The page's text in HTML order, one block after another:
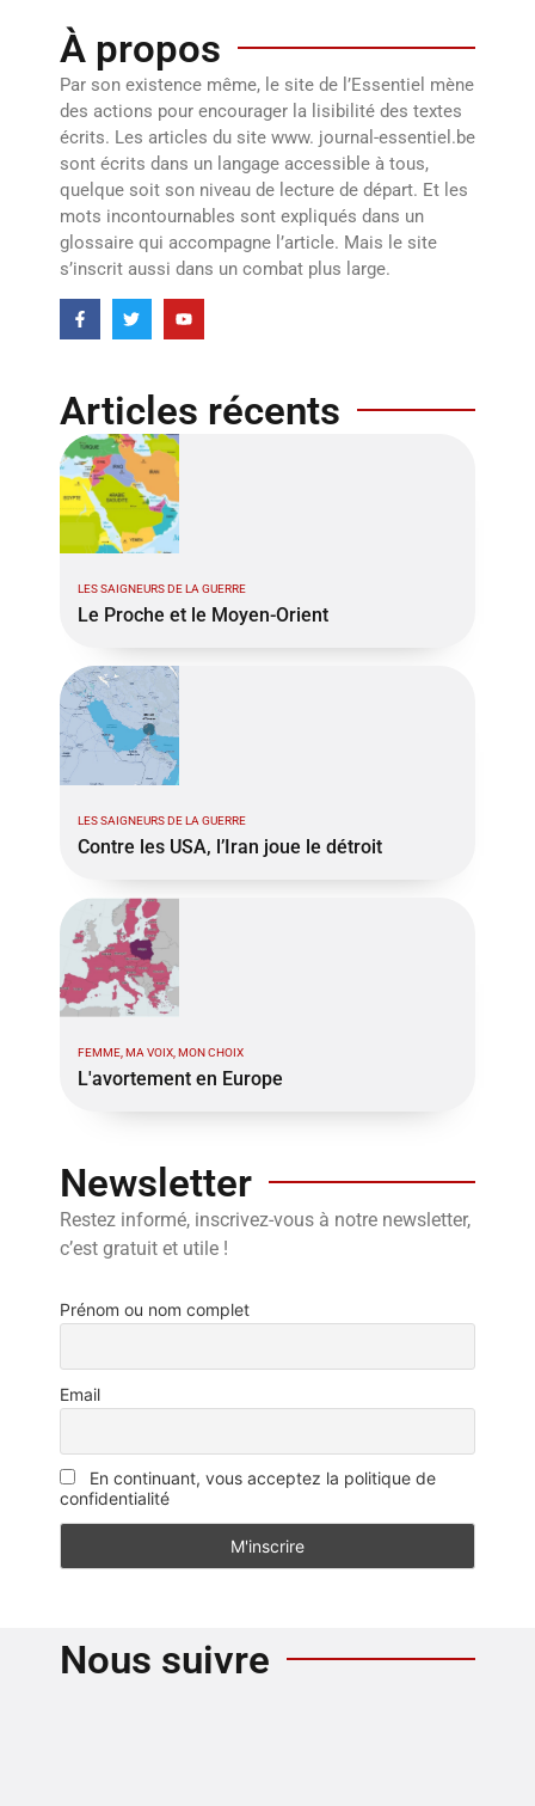
À propos
Par son existence même, le site de l’Essentiel mène
des actions pour encourager la lisibilité des textes
écrits. Les articles du site www. journal-essentiel.be
sont écrits dans un langage accessible à tous,
quelque soit son niveau de lecture de départ. Et les
mots incontournables sont expliqués dans un
glossaire qui accompagne l’article. Mais le site
s’inscrit aussi dans un combat plus large.
Articles récents
LES SAIGNEURS DE LA GUERRE
Le Proche et le Moyen-Orient
LES SAIGNEURS DE LA GUERRE
Contre les USA, l’Iran joue le détroit
FEMME, MA VOIX, MON CHOIX
L'avortement en Europe
Newsletter
Restez informé, inscrivez-vous à notre newsletter,
c’est gratuit et utile !
Prénom ou nom complet
Email
En continuant, vous acceptez la politique de
confidentialité
Nous suivre